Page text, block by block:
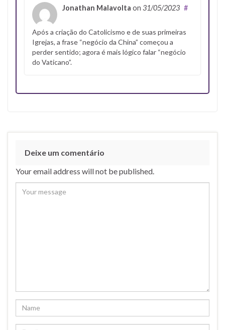
Jonathan Malavolta on 31/05/2023 #
Após a criação do Catolicismo e de suas primeiras
Igrejas, a frase “negócio da China” começou a
perder sentido; agora é mais lógico falar “negócio
do Vaticano”.
Deixe um comentário
Your email address will not be published.